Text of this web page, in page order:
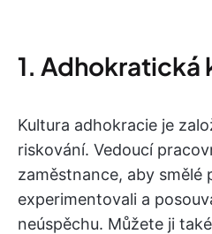
1. Adhokratická
Kultura adhokracie je
riskování. Vedoucí
zaměstnance, aby smělé
experimentovali a
neúspěchu. Můžete ji